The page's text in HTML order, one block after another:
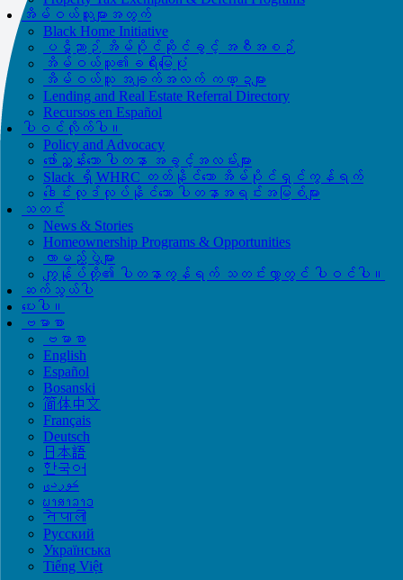
အိမ်ဝယ်သူများအတွက်
Black Home Initiative
ပဋိညာဉ် အိမ်ပိုင်ဆိုင်ခွင့် အစီအစဉ်
အိမ်ဝယ်သူ၏ခရီးမြေပုံ
အိမ်ဝယ်သူ အချက်အလက် ကဏ္ဍများ
Lending and Real Estate Referral Directory
Recursos en Español
ပါဝင်လိုက်ပါ။
Policy and Advocacy
ဖော်ညွှန်းသော ပါတနာ အခွင့်အလမ်းများ
Slack ရှိ WHRC တတ်နိုင်သော အိမ်ပိုင်ရှင်ကွန်ရက်
ဒေါင်းလုဒ်လုပ်နိုင်သော ပါတနာအရင်းအမြစ်များ
သတင်း
News & Stories
Homeownership Programs & Opportunities
လာမည့်ပွဲများ
ကျွန်ုပ်တို့၏ ပါတနာကွန်ရက် သတင်းလွှာတွင် ပါဝင်ပါ။
ဆက်သွယ်ပါ
ပေးပါ။
ဗမာစာ
ဗမာစာ
English
Español
Bosanski
简体中文
Français
Deutsch
日本語
한국어
ພາສາລາວ
नेपाली
Русский
Українська
Tiếng Việt